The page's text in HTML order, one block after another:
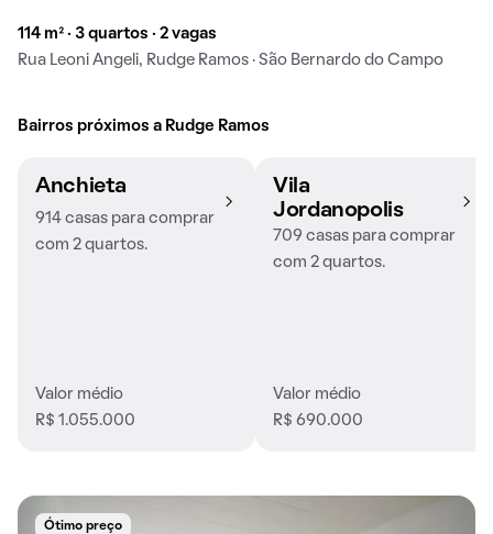
114 m² · 3 quartos · 2 vagas
Rua Leoni Angeli, Rudge Ramos · São Bernardo do Campo
Bairros próximos a Rudge Ramos
Anchieta
914 casas para comprar
com 2 quartos.
Valor médio
R$ 1.055.000
Vila
Jordanopolis
709 casas para comprar
com 2 quartos.
Valor médio
R$ 690.000
Ótimo preço